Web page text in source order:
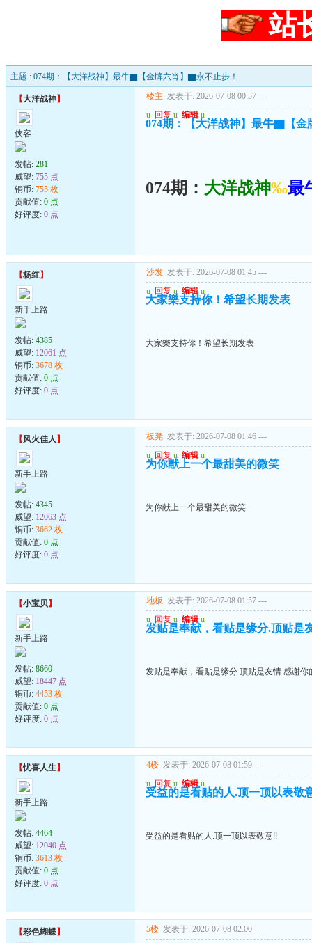
站
主题 : 074期：【大洋战神】最牛▇【金牌六肖】▇永不止步！
【大洋战神】
侠客
发帖: 281
威望: 755 点
铜币: 755 枚
贡献值: 0 点
好评度: 0 点
楼主 发表于: 2026-07-08 00:57 ---
u 回复 u 编辑 u
074期：【大洋战神】最牛▇【
074期： 大洋战神‰最
【杨红】
新手上路
发帖: 4385
威望: 12061 点
铜币: 3678 枚
贡献值: 0 点
好评度: 0 点
沙发 发表于: 2026-07-08 01:45 ---
u 回复 u 编辑 u
大家樂支持你！希望长期发表
大家樂支持你！希望长期发表
【风火佳人 】
新手上路
发帖: 4345
威望: 12063 点
铜币: 3662 枚
贡献值: 0 点
好评度: 0 点
板凳 发表于: 2026-07-08 01:46 ---
u 回复 u 编辑 u
为你献上一个最甜美的微笑
为你献上一个最甜美的微笑
【小宝贝】
新手上路
发帖: 8660
威望: 18447 点
铜币: 4453 枚
贡献值: 0 点
好评度: 0 点
地板 发表于: 2026-07-08 01:57 ---
u 回复 u 编辑 u
发贴是奉献，看贴是缘分.顶贴是
发贴是奉献，看贴是缘分.顶贴是友情.感谢你
【忧喜人生】
新手上路
发帖: 4464
威望: 12040 点
铜币: 3613 枚
贡献值: 0 点
好评度: 0 点
4楼 发表于: 2026-07-08 01:59 ---
u 回复 u 编辑 u
受益的是看贴的人.顶一顶以表敬
受益的是看贴的人.顶一顶以表敬意!!
【彩色蝴蝶】 5楼 发表于: 2026-07-08 02:00 ---